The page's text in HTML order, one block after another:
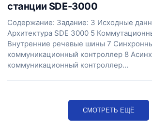
станции SDE-3000
Содержание: Задание: 3 Исходные
Архитектура SDE 3000 5
Внутренние речевые шины 7
коммуникационный контроллер 8
коммуникационный контроллер…
СМОТРЕТЬ ЕЩЁ